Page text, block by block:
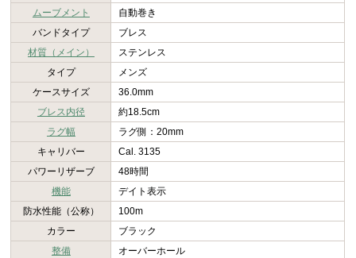
ムーブメント
自動巻き
バンドタイプ
ブレス
材質（メイン）
ステンレス
タイプ
メンズ
ケースサイズ
36.0mm
ブレス内径
約18.5cm
ラグ幅
ラグ側：20mm
キャリバー
Cal. 3135
パワーリザーブ
48時間
機能
デイト表示
防水性能（公称）
100m
カラー
ブラック
整備
オーバーホール